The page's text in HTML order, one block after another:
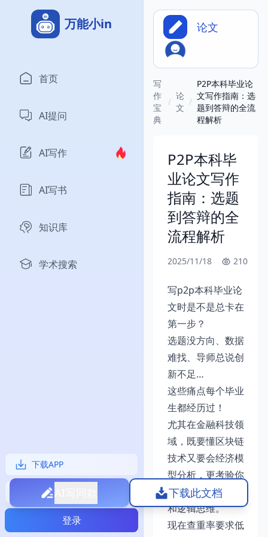
万能小in
首页
AI提问
AI写作
AI写书
知识库
学术搜索
下载APP
使用攻略
登录
论文
写
作
宝
典
/
论
文
/
P2P本科毕业论
文写作指南：选
题到答辩的全流
程解析
P2P本科毕
业论文写作
指南：选题
到答辩的全
流程解析
2025/11/18 210
写p2p本科毕业论
文时是不是总卡在
第一步？
选题没方向、数据
难找、导师总说创
新不足…
这些痛点每个毕业
生都经历过！
尤其在金融科技领
域，既要懂区块链
技术又要会经济模
型分析，更考验你
的跨学科整合能力
和逻辑思维。
现在查重率要求低
下载此文档